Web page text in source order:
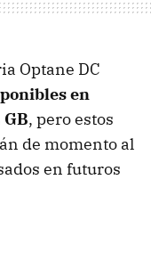
Optane DC
en
, pero estos
de momento al
en futuros